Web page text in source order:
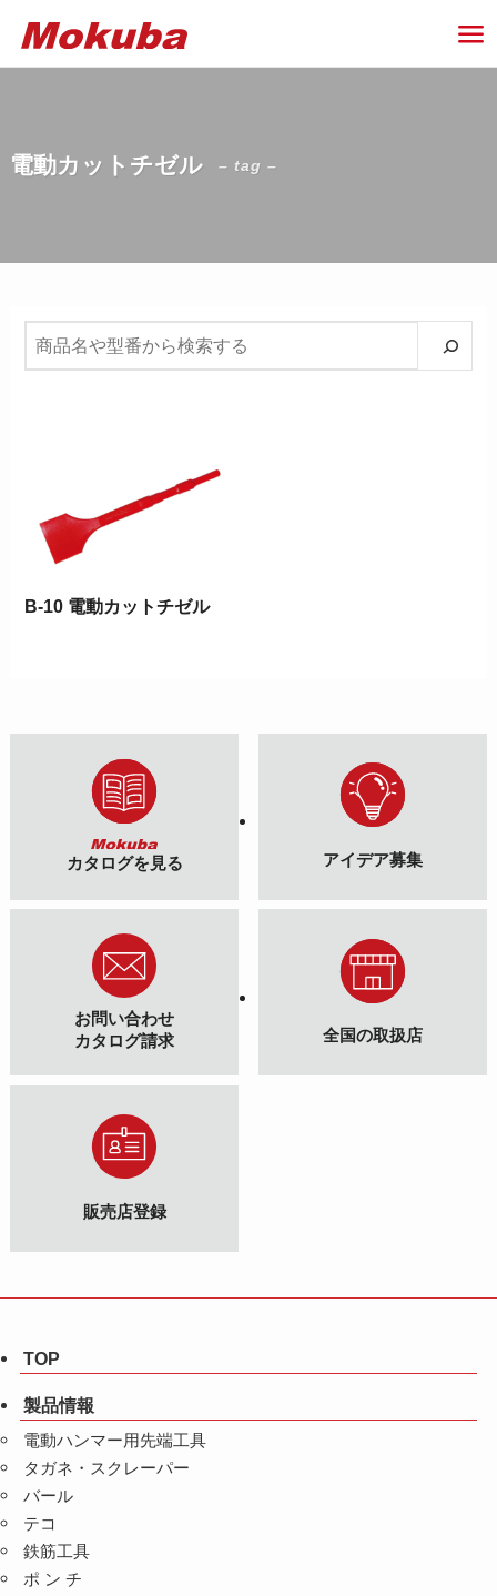
電動カットチゼル – tag –
B-10 電動カットチゼル
カタログを見る アイデア募集
お問い合わせ
カタログ請求
全国の取扱店
販売店登録
TOP
製品情報
電動ハンマー用先端工具
タガネ・スクレーパー
バール
テコ
鉄筋工具
ポ ン チ